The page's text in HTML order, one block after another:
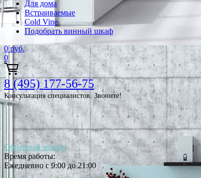
Для дома
Встраиваемые
Cold Vine
Подобрать винный шкаф
0 руб.
0
8 (495) 177-56-75
Консультация специалистов. Звоните!
Обратный звонок
Время работы:
Ежедневно с 9:00 до 21:00